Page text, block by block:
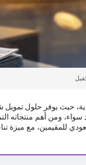
حيث يوفر حلول
سواء، ومن أهم منتجاته
سعودي للسعوديين و 1.5 مليون ريال سعودي